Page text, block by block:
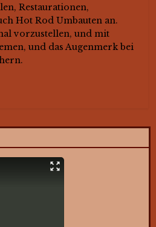
Restaurationen,
Hot Rod Umbauten an.
vorzustellen, und mit
und das Augenmerk bei